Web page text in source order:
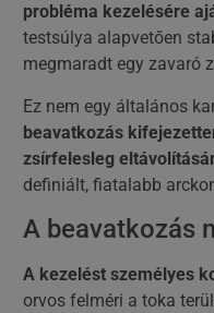
probléma kezelésére
testsúlya alapvetően
megmaradt egy zavaró
Ez nem egy általános
beavatkozás
zsírfelesleg
definiált, fiatalabb
A beavatkozás
A kezelést személyes
orvos felméri a toka